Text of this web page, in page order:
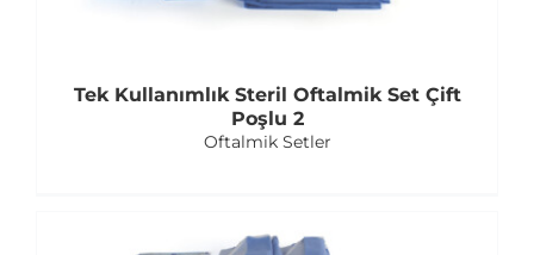
Tek Kullanımlık Steril Oftalmik Set Çift
Poşlu 2
Oftalmik Setler